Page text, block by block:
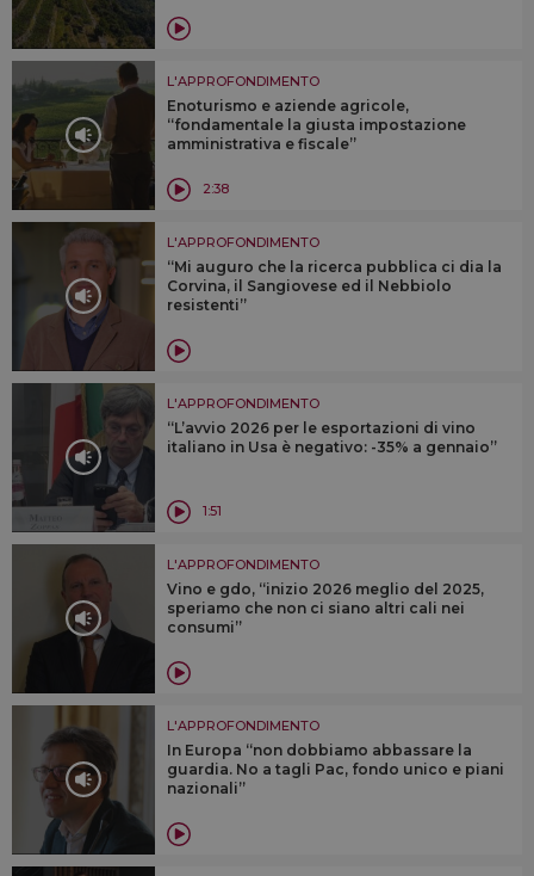
L'APPROFONDIMENTO
Enoturismo e aziende agricole,
“fondamentale la giusta impostazione
amministrativa e fiscale”
2:38
L'APPROFONDIMENTO
“Mi auguro che la ricerca pubblica ci dia la
Corvina, il Sangiovese ed il Nebbiolo
resistenti”
L'APPROFONDIMENTO
“L’avvio 2026 per le esportazioni di vino
italiano in Usa è negativo: -35% a gennaio”
1:51
L'APPROFONDIMENTO
Vino e gdo, “inizio 2026 meglio del 2025,
speriamo che non ci siano altri cali nei
consumi”
L'APPROFONDIMENTO
In Europa “non dobbiamo abbassare la
guardia. No a tagli Pac, fondo unico e piani
nazionali”